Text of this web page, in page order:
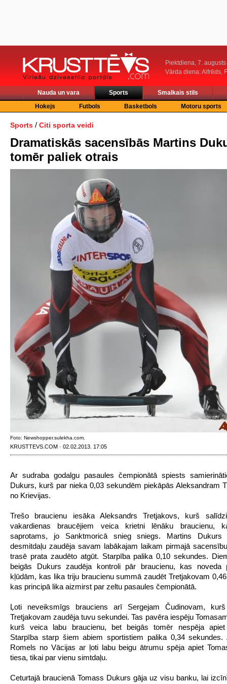
Piektdiena, 7. augusts
Vārda diena: Alfrēds,
Nauda un vara Sports
Smalkais stils
Hokejs
Futbols Basketbols Motoru sports
Sports / Citi sporta veidi
Dramatiskās sacensībās Martins
tomēr paliek otrais
Foto: Newshopper.sulekha.com.
KRUSTTEVS.COM · 02.02.2013. 17:05
Ar sudraba godalgu pasaules čempionātā spiests
Dukurs, kurš par nieka 0,03 sekundēm piekāpās Aleksandram
no Krievijas.
Trešo braucienu iesāka Aleksandrs Tretjakovs, kurš
vakardienas braucējiem veica krietni lēnāku braucienu,
saprotams, jo Sanktmoricā snieg sniegs. Martins Dukurs
desmitdaļu zaudēja savam labākajam laikam pirmajā
trasē prata zaudēto atgūt. Starpība palika 0,10 sekundes.
beigās Dukurs zaudēja kontroli pār braucienu, kas noveda
kļūdām, kas lika triju braucienu summā zaudēt Tretjakovam
kas principā lika aizmirst par zeltu pasaules čempionātā.
Ļoti neveiksmīgs brauciens arī Sergejam Čudinovam, kurš
Tretjakovam zaudēja tuvu sekundei. Tas pavēra iespēju
kurš veica labu braucienu, bet beigās tomēr nespēja apiet
Starpība starp šiem abiem sportistiem palika 0,34 sekundes.
Romels no Vācijas ar ļoti labu beigu ātrumu spēja apiet
tiesa, tikai par vienu simtdaļu.
Ceturtajā braucienā Tomass Dukurs gāja uz visu banku, lai